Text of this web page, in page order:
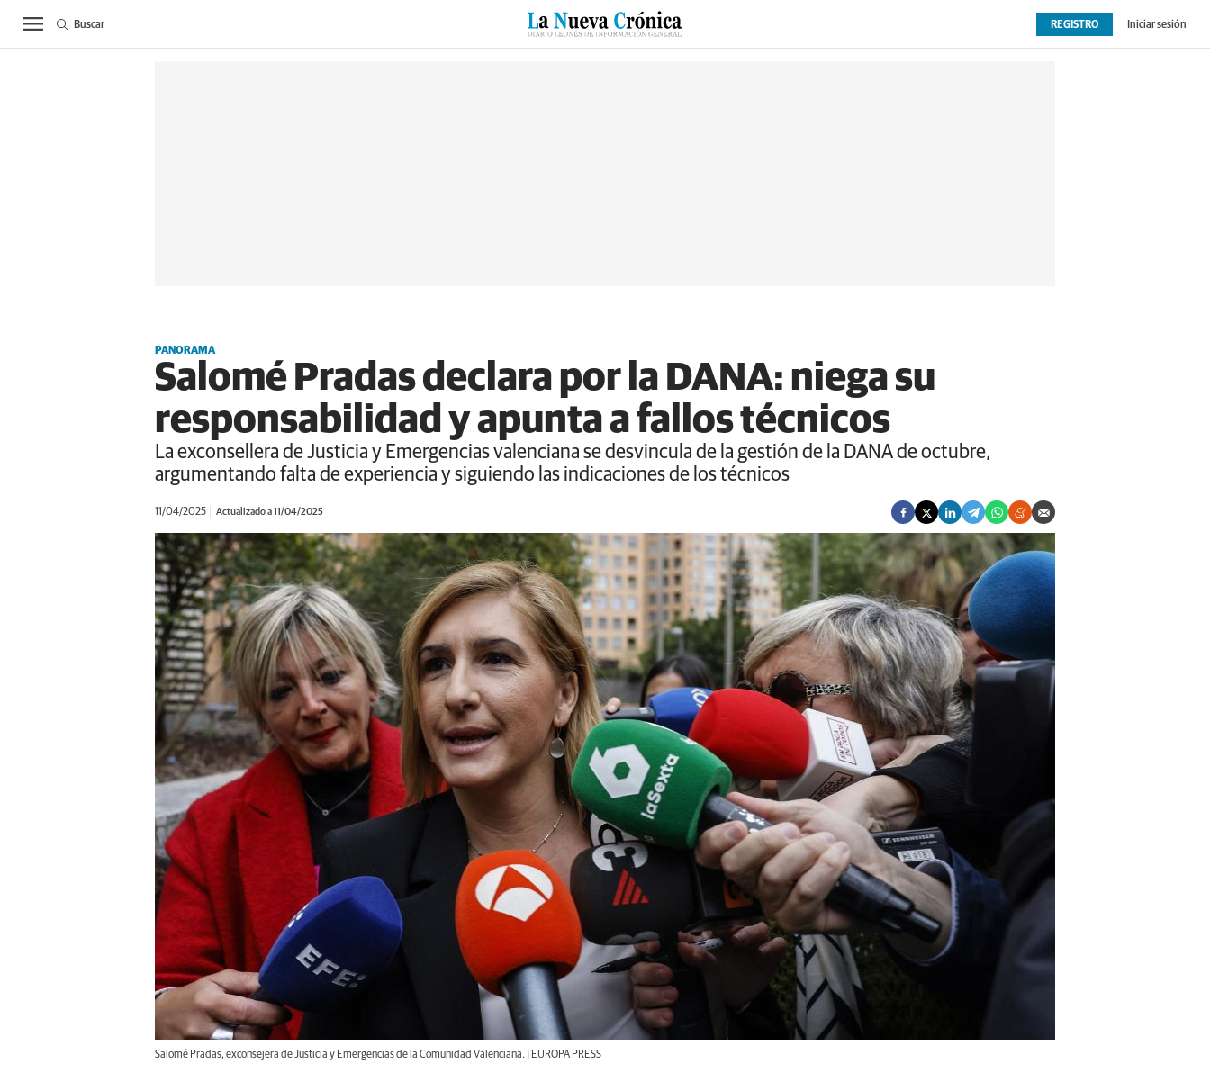
ACTUALIDAD BIERZO SUCESOS CULTURAS ESPECIALES DEPORTES OPINIÓN EXTRAS
REGISTRO Iniciar sesión
Buscar
PANORAMA
Salomé Pradas declara por la DANA: niega su
responsabilidad y apunta a fallos técnicos
La exconsellera de Justicia y Emergencias valenciana se desvincula de la gestión de la DANA de octubre,
argumentando falta de experiencia y siguiendo las indicaciones de los técnicos
11/04/2025 Actualizado a 11/04/2025
Salomé Pradas, exconsejera de Justicia y Emergencias de la Comunidad Valenciana. | EUROPA PRESS